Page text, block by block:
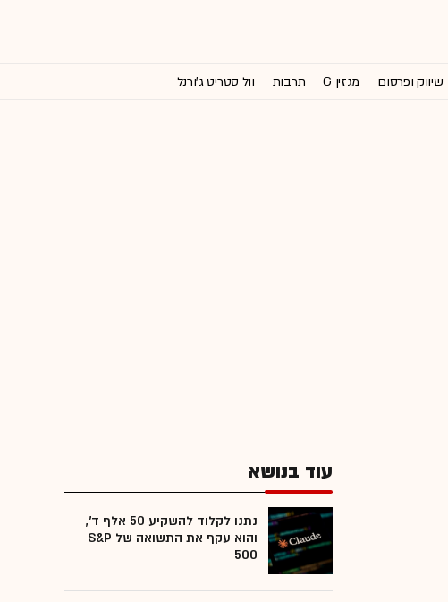
שיווק ופרסום מגזין G תרבות וול סטריט ג'ורנל
עוד בנושא
נתנו לקלוד להשקיע 50 אלף ד',
והוא עקף את התשואה של S&P
500